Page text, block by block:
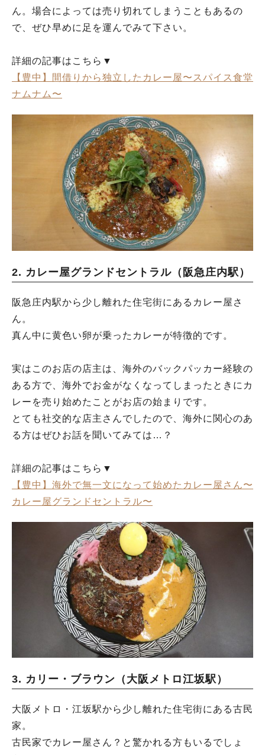
ん。場合によっては売り切れてしまうこともあるの
で、ぜひ早めに足を運んでみて下さい。
詳細の記事はこちら▼
【豊中】間借りから独立したカレー屋〜スパイス食堂
ナムナム〜
2. カレー屋グランドセントラル（阪急庄内駅）
阪急庄内駅から少し離れた住宅街にあるカレー屋さ
ん。
真ん中に黄色い卵が乗ったカレーが特徴的です。
実はこのお店の店主は、海外のバックパッカー経験の
ある方で、海外でお金がなくなってしまったときにカ
レーを売り始めたことがお店の始まりです。
とても社交的な店主さんでしたので、海外に関心のあ
る方はぜひお話を聞いてみては…？
詳細の記事はこちら▼
【豊中】海外で無一文になって始めたカレー屋さん〜
カレー屋グランドセントラル〜
3. カリー・ブラウン（大阪メトロ江坂駅）
大阪メトロ・江坂駅から少し離れた住宅街にある古民
家。
古民家でカレー屋さん？と驚かれる方もいるでしょ